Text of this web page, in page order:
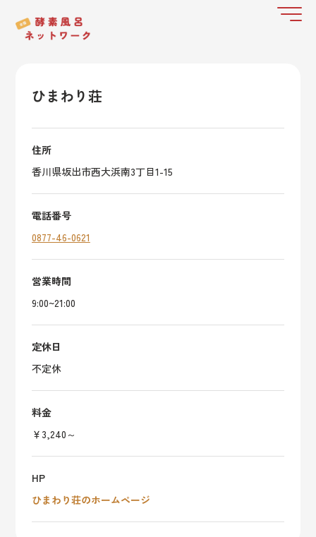
ひまわり荘
住所
香川県坂出市西大浜南3丁目1-15
電話番号
0877-46-0621
営業時間
9:00~21:00
定休日
不定休
料金
￥3,240～
HP
ひまわり荘のホームページ